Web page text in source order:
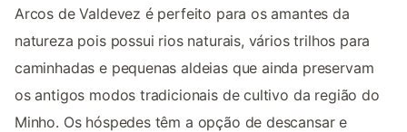
Arcos de Valdevez é perfeito para os amantes da
natureza pois possui rios naturais, vários trilhos para
caminhadas e pequenas aldeias que ainda preservam
os antigos modos tradicionais de cultivo da região do
Minho. Os hóspedes têm a opção de descansar e